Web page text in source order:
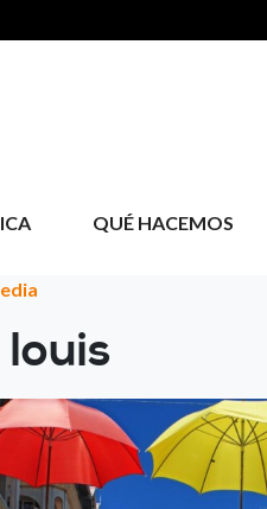
QUÉ HACEMOS